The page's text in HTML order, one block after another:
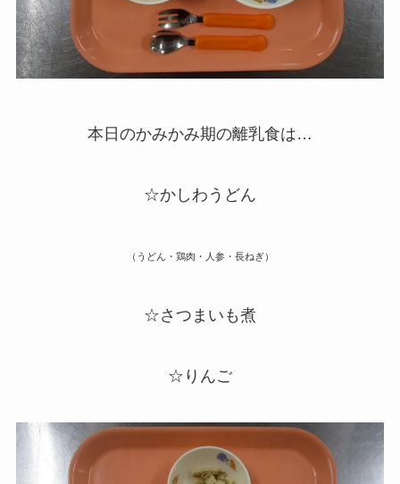
本日のかみかみ期の離乳食は…
☆かしわうどん
（うどん・鶏肉・人参・長ねぎ）
☆さつまいも煮
☆りんご